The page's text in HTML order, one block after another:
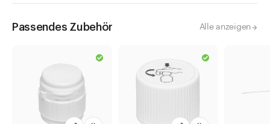
Passendes Zubehör Alle anzeigen